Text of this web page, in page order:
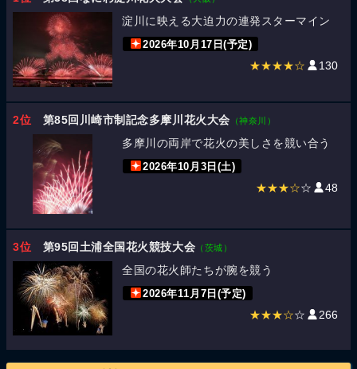
淀川に映える大迫力の連発スターマイン
2026年10月17日(予定)
★★★★☆ 130
2位 第85回川崎市制記念多摩川花火大会 （神奈川）
多摩川の両岸で花火の美しさを競い合う
2026年10月3日(土)
★★★☆☆ 48
3位 第95回土浦全国花火競技大会 （茨城）
全国の花火師たちが腕を競う
2026年11月7日(予定)
★★★☆☆ 266